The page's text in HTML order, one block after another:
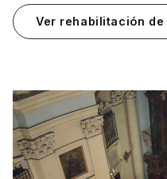
Ver rehabilitación